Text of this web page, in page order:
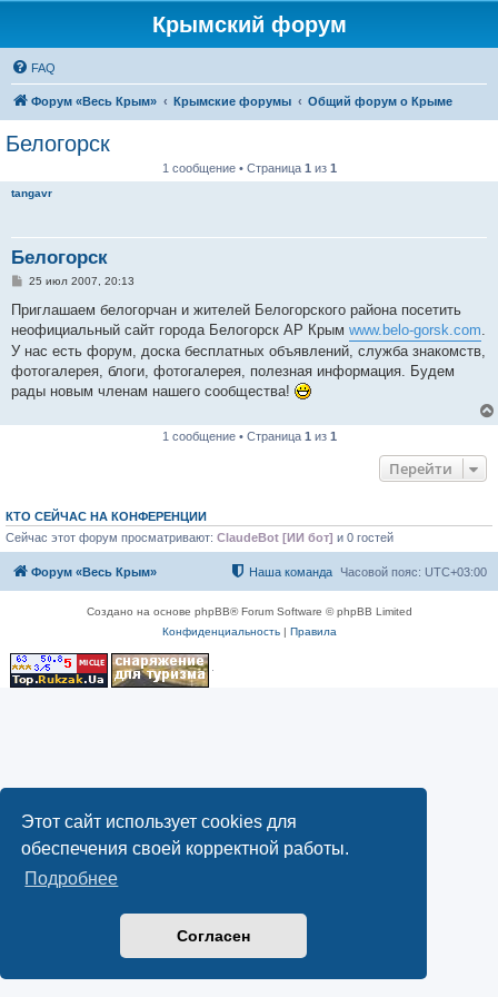
Этот сайт использует cookies для
обеспечения своей корректной работы.
Подробнее
Согласен
Крымский форум
FAQ
Форум «Весь Крым» Крымские форумы Общий форум о Крыме
Белогорск
1 сообщение • Страница 1 из 1
tangavr
Белогорск
С
о
щ
е
н
и
е
25 июл 2007, 20:13
Приглашаем белогорчан и жителей Белогорского района посетить
неофициальный сайт города Белогорск АР Крым www.belo-gorsk.com.
У нас есть форум, доска бесплатных объявлений, служба знакомств,
фотогалерея, блоги, фотогалерея, полезная информация. Будем
рады новым членам нашего сообщества!
1 сообщение • Страница 1 из 1
Перейти
КТО СЕЙЧАС НА КОНФЕРЕНЦИИ
Сейчас этот форум просматривают: ClaudeBot [ИИ бот] и 0 гостей
Форум «Весь Крым» Часовой пояс: UTC+03:00
Наша команда
Создано на основе phpBB® Forum Software © phpBB Limited
Конфиденциальность| Правила